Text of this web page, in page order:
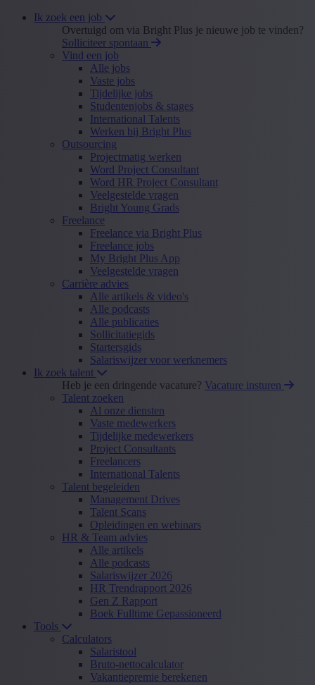
Ik zoek een job
Overtuigd om via Bright Plus je nieuwe job te vinden?
Solliciteer spontaan
Vind een job
Alle jobs
Vaste jobs
Tijdelijke jobs
Studentenjobs & stages
International Talents
Werken bij Bright Plus
Outsourcing
Projectmatig werken
Word Project Consultant
Word HR Project Consultant
Veelgestelde vragen
Bright Young Grads
Freelance
Freelance via Bright Plus
Freelance jobs
My Bright Plus App
Veelgestelde vragen
Carrière advies
Alle artikels & video's
Alle podcasts
Alle publicaties
Sollicitatiegids
Startersgids
Salariswijzer voor werknemers
Ik zoek talent
Heb je een dringende vacature? Vacature insturen
Talent zoeken
Al onze diensten
Vaste medewerkers
Tijdelijke medewerkers
Project Consultants
Freelancers
International Talents
Talent begeleiden
Management Drives
Talent Scans
Opleidingen en webinars
HR & Team advies
Alle artikels
Alle podcasts
Salariswijzer 2026
HR Trendrapport 2026
Gen Z Rapport
Boek Fulltime Gepassioneerd
Tools
Calculators
Salaristool
Bruto-nettocalculator
Vakantiepremie berekenen